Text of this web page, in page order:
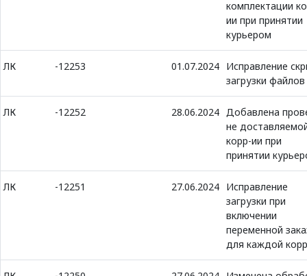
комплектации
ии при принятии
курьером
ЛК -12253 01.07.2024 Исправление
загрузки файлов
ЛК -12252 28.06.2024 Добавлена
не
корр-ии при
принятии
ЛК -12251 27.06.2024 Исправление
загрузки при
включении
переменной
для каждой